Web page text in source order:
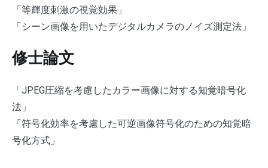
「等輝度刺激の視覚効果」
「シーン画像を用いたデジタルカメラのノイズ測定法」
修士論文
「JPEG圧縮を考慮したカラー画像に対する知覚暗号化
法」
「符号化効率を考慮した可逆画像符号化のための知覚暗
号化方式」